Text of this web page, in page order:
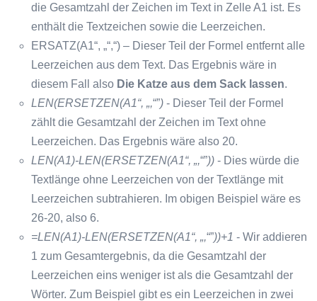
die Gesamtzahl der Zeichen im Text in Zelle A1 ist. Es
enthält die Textzeichen sowie die Leerzeichen.
ERSATZ(A1“, „“,“) – Dieser Teil der Formel entfernt alle
Leerzeichen aus dem Text. Das Ergebnis wäre in
diesem Fall also Die Katze aus dem Sack lassen.
LEN(ERSETZEN(A1“, „,“”) - Dieser Teil der Formel
zählt die Gesamtzahl der Zeichen im Text ohne
Leerzeichen. Das Ergebnis wäre also 20.
LEN(A1)-LEN(ERSETZEN(A1“, „,“”)) - Dies würde die
Textlänge ohne Leerzeichen von der Textlänge mit
Leerzeichen subtrahieren. Im obigen Beispiel wäre es
26-20, also 6.
=LEN(A1)-LEN(ERSETZEN(A1“, „,“”))+1 - Wir addieren
1 zum Gesamtergebnis, da die Gesamtzahl der
Leerzeichen eins weniger ist als die Gesamtzahl der
Wörter. Zum Beispiel gibt es ein Leerzeichen in zwei